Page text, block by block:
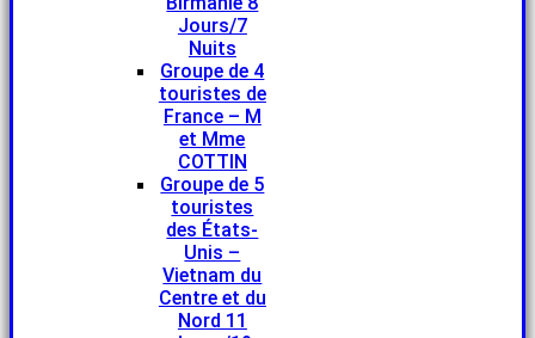
Jours/7
Nuits
Groupe de 4
touristes de
France – M
et Mme
COTTIN
Groupe de 5
touristes
des États-
Unis –
Vietnam du
Centre et du
Nord 11